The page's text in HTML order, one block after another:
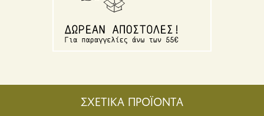
ΣΧΕΤΙΚΑ ΠΡΟΪΟΝΤΑ